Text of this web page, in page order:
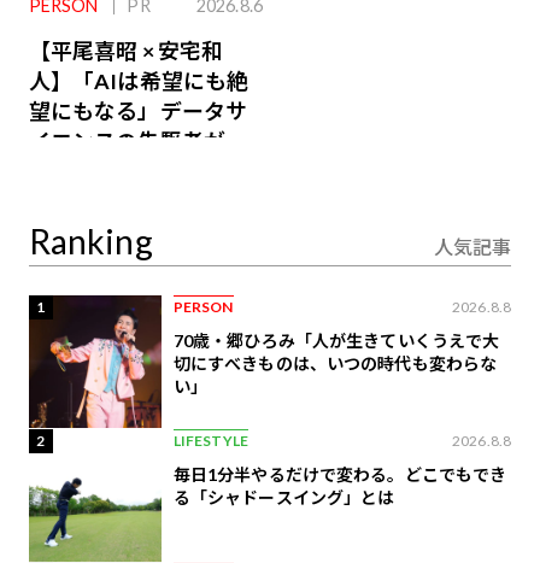
PERSON PR 2026.8.6
【平尾喜昭 × 安宅和
人】「AIは希望にも絶
望にもなる」データサ
イエンスの先駆者が語
Ranking 人気記事
1 PERSON 2026.8.8
70歳・郷ひろみ「人が生きていくうえで大
切にすべきものは、いつの時代も変わらな
い」
2 LIFESTYLE 2026.8.8
毎日1分半やるだけで変わる。どこでもでき
る「シャドースイング」とは